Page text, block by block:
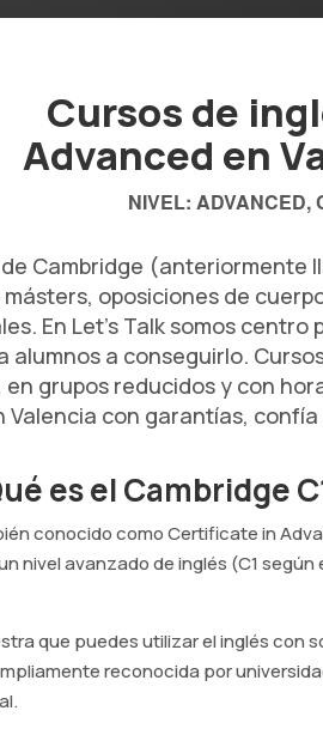
Cursos de
Advanced en
NIVEL: ADVANCED,
Cambridge (anteriormente
oposiciones de
En Let's Talk somos centro
alumnos a conseguirlo.
grupos reducidos y con
Valencia con garantías, confía
es el Cambridge
conocido como Certificate in
nivel avanzado de inglés (C1 según
que puedes utilizar el inglés con
reconocida por